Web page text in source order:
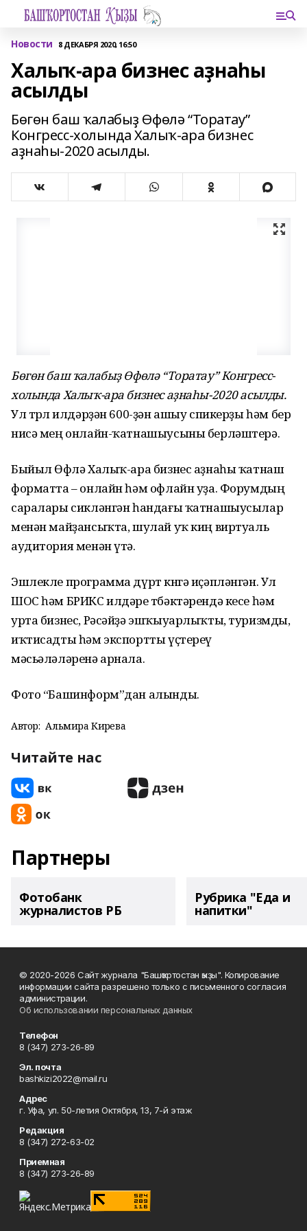
Новости 8 ДЕКАБРЯ 2020, 16:50
Халыҡ-ара бизнес аҙнаһы
асылды
Бөгөн баш ҡалабыҙ Өфөлә “Торатау”
Конгресс-холында Халыҡ-ара бизнес
аҙнаһы-2020 асылды.
Бөгөн баш ҡалабыҙ Өфөлә “Торатау” Конгресс-
холында Халыҡ-ара бизнес аҙнаһы-2020 асылды.
Ул төрлө илдәрҙән 600-ҙән ашыу спикерҙы һәм бер
нисә мең онлайн-ҡатнашыусыны берләштерә.
Быйыл Өфөлә Халыҡ-ара бизнес аҙнаһы ҡатнаш
форматта – онлайн һәм офлайн уҙа. Форумдың
саралары сикләнгән һандағы ҡатнашыусылар
менән майҙансыҡта, шулай уҡ киң виртуаль
аудитория менән үтә.
Эшлекле программа дүрт көнгә иҫәпләнгән. Ул
ШОС һәм БРИКС илдәре төбәктәрендә кесе һәм
урта бизнес, Рәсәйҙә эшҡыуарлыҡты, туризмды,
иҡтисадты һәм экспортты үҫтереү
мәсьәләләренә арнала.
Фото “Башинформ”дан алынды.
Автор: Альмира Кирәева
Читайте нас
Партнеры
Фотобанк
журналистов РБ
Рубрика "Еда и
напитки"
© 2020-2026 Сайт журнала "Башҡортостан ҡыҙы". Копирование
информации сайта разрешено только с письменного согласия
администрации.
Об использовании персональных данных
Телефон
8 (347) 273-26-89
Эл. почта
bashkizi2022@mail.ru
Адрес
г. Уфа, ул. 50-летия Октября, 13, 7-й этаж
Редакция
8 (347) 272-63-02
Приемная
8 (347) 273-26-89